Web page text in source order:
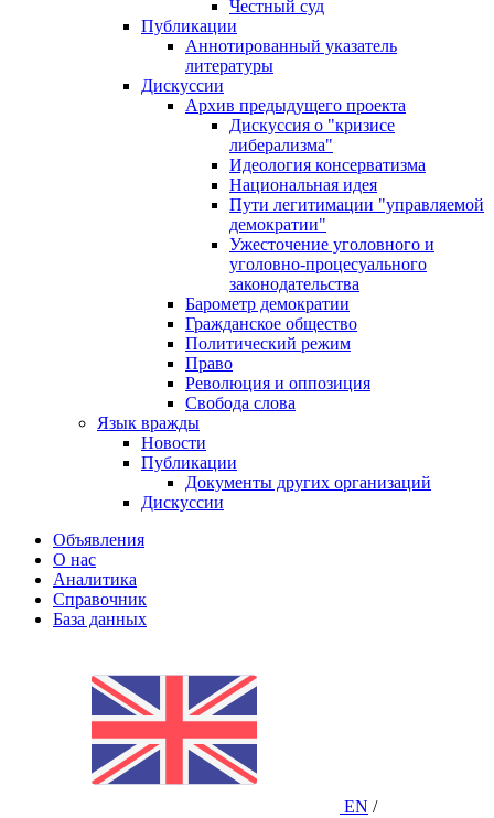
Честный суд
Публикации
Аннотированный указатель
литературы
Дискуссии
Архив предыдущего проекта
Дискуссия о "кризисе
либерализма"
Идеология консерватизма
Национальная идея
Пути легитимации "управляемой
демократии"
Ужесточение уголовного и
уголовно-процесуального
законодательства
Барометр демократии
Гражданское общество
Политический режим
Право
Революция и оппозиция
Свобода слова
Язык вражды
Новости
Публикации
Документы других организаций
Дискуссии
Объявления
О нас
Аналитика
Справочник
База данных
EN /